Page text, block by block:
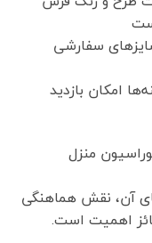
سفارشی
امکان بازدید
منزل
آن، نقش هماهنگی
اهمیت است.